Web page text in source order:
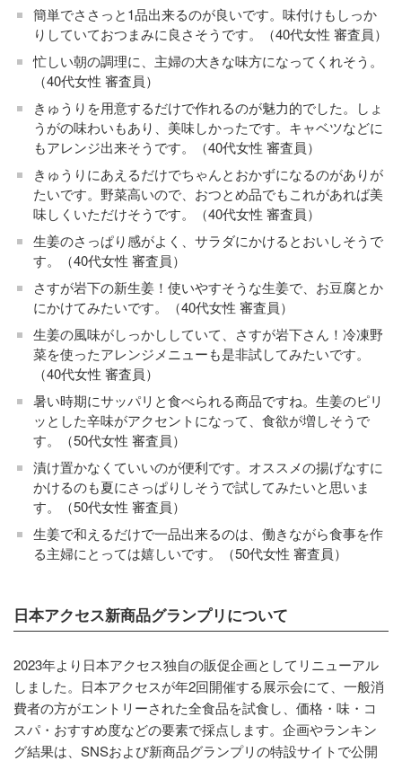
簡単でささっと1品出来るのが良いです。味付けもしっか
りしていておつまみに良さそうです。（40代女性 審査員）
忙しい朝の調理に、主婦の大きな味方になってくれそう。
（40代女性 審査員）
きゅうりを用意するだけで作れるのが魅力的でした。しょ
うがの味わいもあり、美味しかったです。キャベツなどに
もアレンジ出来そうです。（40代女性 審査員）
きゅうりにあえるだけでちゃんとおかずになるのがありが
たいです。野菜高いので、おつとめ品でもこれがあれば美
味しくいただけそうです。（40代女性 審査員）
生姜のさっぱり感がよく、サラダにかけるとおいしそうで
す。（40代女性 審査員）
さすが岩下の新生姜！使いやすそうな生姜で、お豆腐とか
にかけてみたいです。（40代女性 審査員）
生姜の風味がしっかししていて、さすが岩下さん！冷凍野
菜を使ったアレンジメニューも是非試してみたいです。
（40代女性 審査員）
暑い時期にサッパリと食べられる商品ですね。生姜のピリ
ッとした辛味がアクセントになって、食欲が増しそうで
す。（50代女性 審査員）
漬け置かなくていいのが便利です。オススメの揚げなすに
かけるのも夏にさっぱりしそうで試してみたいと思いま
す。（50代女性 審査員）
生姜で和えるだけで一品出来るのは、働きながら食事を作
る主婦にとっては嬉しいです。（50代女性 審査員）
日本アクセス新商品グランプリについて
2023年より日本アクセス独自の販促企画としてリニューアル
しました。日本アクセスが年2回開催する展示会にて、一般消
費者の方がエントリーされた全食品を試食し、価格・味・コ
スパ・おすすめ度などの要素で採点します。企画やランキン
グ結果は、SNSおよび新商品グランプリの特設サイトで公開